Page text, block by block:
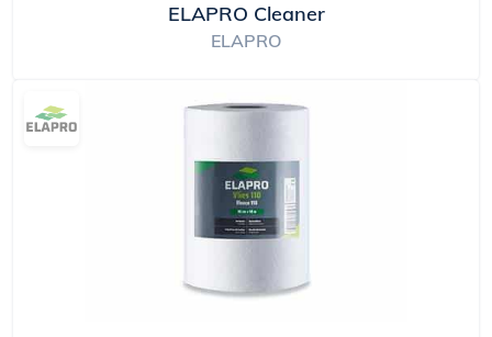
ELAPRO Cleaner
ELAPRO